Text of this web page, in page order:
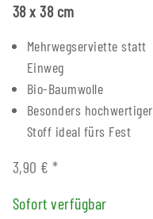
38 x 38 cm
Mehrwegserviette statt
Einweg
Bio-Baumwolle
Besonders hochwertiger
Stoff ideal fürs Fest
3,90 €*
Sofort verfügbar